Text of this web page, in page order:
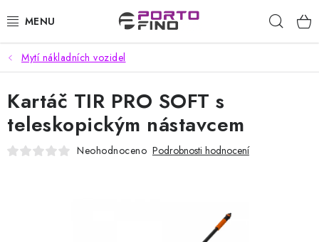
na
CHEMIE A PÉČE O VOZIDLA
PŘÍSLUŠENSTVÍ A ND K AUTOMYČKÁM
VYSOKOTLAKÉ A ČISTÍCÍ STROJE
Mytí nákladních vozidel
Kartáč TIR PRO SOFT s
teleskopickým nástavcem
Neohodnoceno Podrobnosti hodnocení